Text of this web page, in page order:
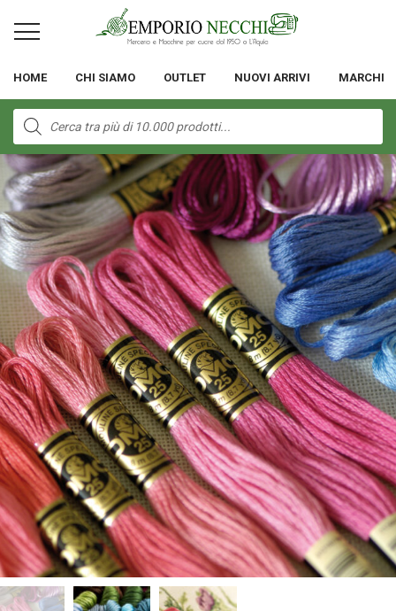
HOME CHI SIAMO OUTLET NUOVI ARRIVI MARCHI
Products
search